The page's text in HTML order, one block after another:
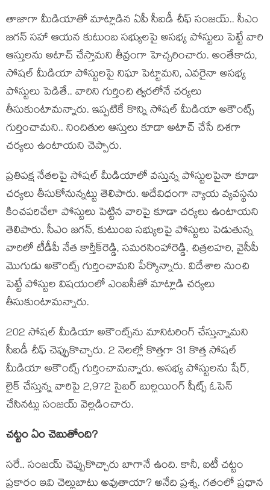
తాజాగా మీడియాతో మాట్లాడిన ఏపీ సీఐడీ చీఫ్ సంజ‌య్‌.. సీఎం
జగన్ స‌హా ఆయ‌న కుటుంబ సభ్యులపై అసభ్య పోస్టులు పెట్టే వారి
ఆస్తులను అటాచ్ చేస్తామని తీవ్రంగా హెచ్చరించారు. అంతేకాదు,
సోషల్ మీడియా పోస్టులపై నిఘా పెట్టామని, ఎవ‌రైనా అస‌భ్య
పోస్టులు పెడితే.. వారిని గుర్తించి త్వరలోనే చర్యలు
తీసుకుంటామ‌న్నారు. ఇప్పటికే కొన్ని సోషల్ మీడియా అకౌంట్స్
గుర్తించామని.. నిందితుల ఆస్తులు కూడా అటాచ్ చేసే దిశగా
చర్యలు ఉంటాయని చెప్పారు.
ప్రతిపక్ష నేతలపై సోషల్ మీడియాలో వస్తున్న పోస్టులపైనా కూడా
చర్యలు తీసుకోనున్న‌ట్టు తెలిపారు. అదేవిధంగా న్యాయ వ్యవస్థను
కించపరిచేలా పోస్టులు పెట్టిన వారిపై కూడా చర్యలు ఉంటాయని
తెలిపారు. సీఎం జగన్, కుటుంబ సభ్యులపై పోస్టులు పెడుతున్న
వారిలో టీడీపీ నేత కార్తీక్‌రెడ్డి, సమరసింహారెడ్డి, చిత్రలహరి, వైసీపీ
మొగుడు అకౌంట్స్ గుర్తించామని పేర్కొన్నారు. విదేశాల నుంచి
పెట్టే పోస్టుల విషయంలో ఎంబసీతో మాట్లాడి చర్యలు
తీసుకుంటామన్నారు.
202 సోషల్ మీడియా అకౌంట్స్‌ను మానిటరింగ్‌ చేస్తున్నామని
సీఐడీ చీఫ్ చెప్పుకొచ్చారు. 2 నెలల్లో కొత్తగా 31 కొత్త సోషల్
మీడియా అకౌంట్స్‌ గుర్తించామన్నారు. అసభ్య పోస్టులను షేర్,
లైక్ చేస్తున్న వారిపై 2,972 సైబర్ బుల్లయింగ్ షీట్స్ ఓపెన్
చేసినట్లు సంజయ్‌ వెల్లడించారు.
చ‌ట్టం ఏం చెబుతోంది?
స‌రే.. సంజ‌య్ చెప్పుకొచ్చారు బాగానే ఉంది. కానీ, ఐటీ చ‌ట్టం
ప్ర‌కారం ఇవి చెల్లుబాటు అవుతాయా? అనేది ప్ర‌శ్న‌. గ‌తంలో ప్ర‌ధాన